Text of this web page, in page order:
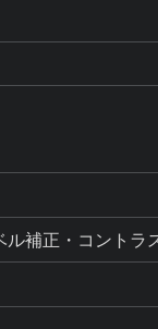
補正・コントラ